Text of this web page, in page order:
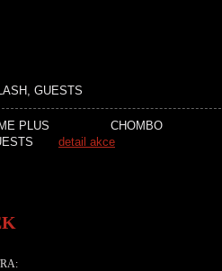
GUESTS
VOLUME PLUS CHOMBO
detail akce